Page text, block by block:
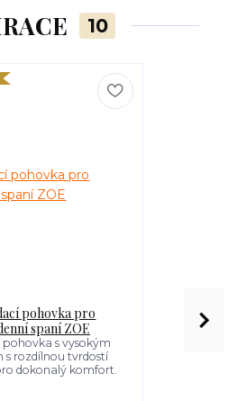
10
pohovka pro
spaní ZOE
pohovka s vysokým
s rozdílnou tvrdostí
dokonalý komfort.